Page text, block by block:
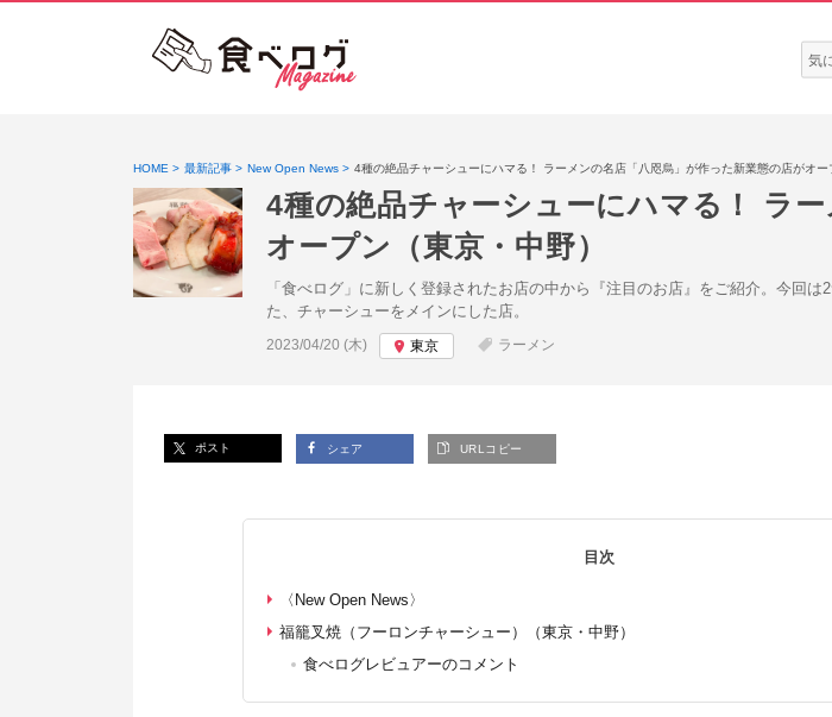
検
索:
HOME 最新記事 New Open News 4種の絶品チャーシューにハマる！ ラーメンの名店「八咫烏」が作った新業態の店がオー
4種の絶品チャーシューにハマる！ ラ
オープン（東京・中野）
「食べログ」に新しく登録されたお店の中から『注目のお店』をご紹介。今回
た、チャーシューをメインにした店。
投稿日:
2023/04/20 (木) 東京 ラーメン
ポスト シェア URLコピー
目次
〈New Open News〉
福籠叉焼（フーロンチャーシュー）（東京・中野）
食べログレビュアーのコメント